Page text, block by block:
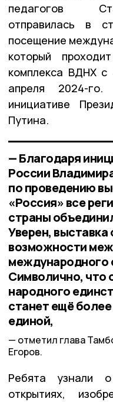
педагогов
отправилась в
посещение
который
комплекса ВДНХ
апреля 2024-
инициативе
Путина.
— Благодаря
России
по проведению
«Россия» все
страны
Уверен,
возможности
международного
Символично, что
народного
станет ещё
единой,
отметил глава
Егоров.
Ребята узнали о
открытиях,